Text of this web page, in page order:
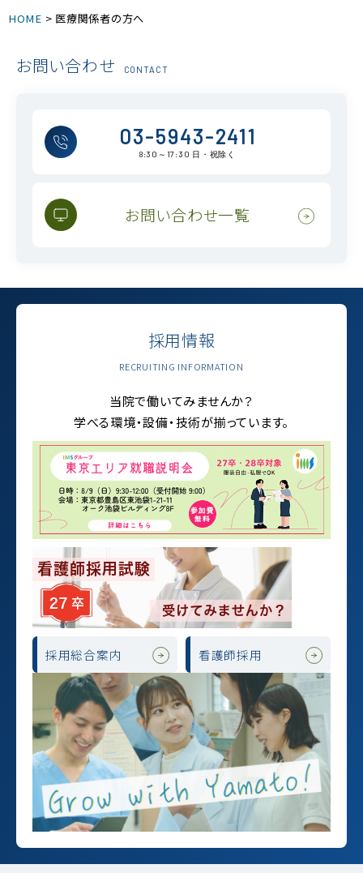
HOME > 医療関係者の方へ
お問い合わせ CONTACT
03-5943-2411
8:30～17:30 日・祝除く
お問い合わせ一覧
採用情報
RECRUITING INFORMATION
当院で働いてみませんか？
学べる環境・設備・技術が揃っています。
採用総合案内 看護師採用